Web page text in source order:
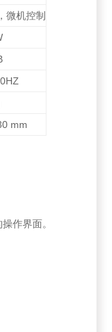
微机控制
mm
作界面。